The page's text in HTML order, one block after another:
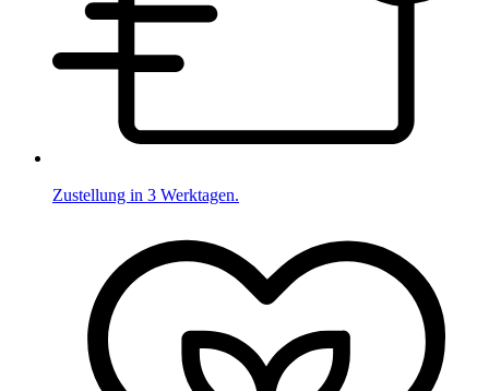
Zustellung in 3 Werktagen.